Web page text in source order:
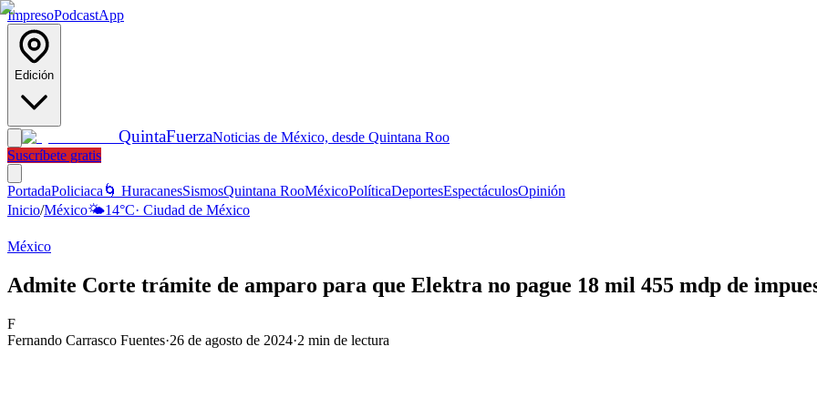
ImpresoPodcastApp
Edición
QuintaFuerzaNoticias de México, desde Quintana Roo
Suscríbete gratis
PortadaPoliciaca 🌀 HuracanesSismosQuintana RooMéxicoPolíticaDeportesEspectáculosOpinión
Inicio/México🌤️14°C· Ciudad de México
México
Admite Corte trámite de amparo para que Elektra no pague 18 mil 455 mdp de
F
Fernando Carrasco Fuentes·26 de agosto de 2024·2 min de lectura